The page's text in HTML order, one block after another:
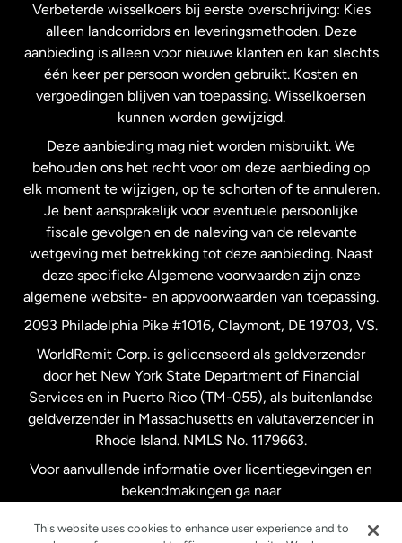
Maleisië
Nederland
Nieuw-Zeeland
Spanje
Verenigd Koninkrijk
Verenigde Staten English
Verenigde Staten Español
Zweden
Verbeterde wisselkoers bij eerste overschrijving: Kies
alleen landcorridors en leveringsmethoden. Deze
aanbieding is alleen voor nieuwe klanten en kan slechts
één keer per persoon worden gebruikt. Kosten en
vergoedingen blijven van toepassing. Wisselkoersen
kunnen worden gewijzigd.
Deze aanbieding mag niet worden misbruikt. We
behouden ons het recht voor om deze aanbieding op
elk moment te wijzigen, op te schorten of te annuleren.
Je bent aansprakelijk voor eventuele persoonlijke
fiscale gevolgen en de naleving van de relevante
wetgeving met betrekking tot deze aanbieding. Naast
deze specifieke Algemene voorwaarden zijn onze
algemene website- en appvoorwaarden van toepassing.
2093 Philadelphia Pike #1016, Claymont, DE 19703, VS.
WorldRemit Corp. is gelicenseerd als geldverzender
door het New York State Department of Financial
Services en in Puerto Rico (TM-055), als buitenlandse
geldverzender in Massachusetts en valutaverzender in
Rhode Island. NMLS No. 1179663.
Voor aanvullende informatie over licentiegevingen en
bekendmakingen ga naar
This website uses cookies to enhance user experience and to